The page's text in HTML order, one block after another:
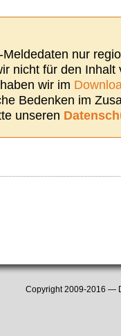
nur
nicht für den Inhalt
wir im
Bedenken im
unseren
Copyright 2009-2016 —